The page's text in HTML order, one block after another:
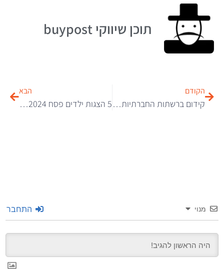
תוכן שיווקי buypost
הקודם
קידום ברשתות החברתיות – הדרך לעשות את זה נכון ב2024
הבא
5 הצגות ילדים פסח 2024 שלא תרצו לפספס בחול המועד
מנוי התחבר